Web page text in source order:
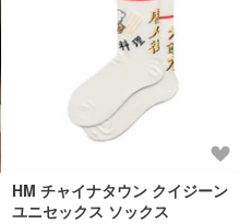
HM チャイナタウン クイジーン
ユニセックス ソックス